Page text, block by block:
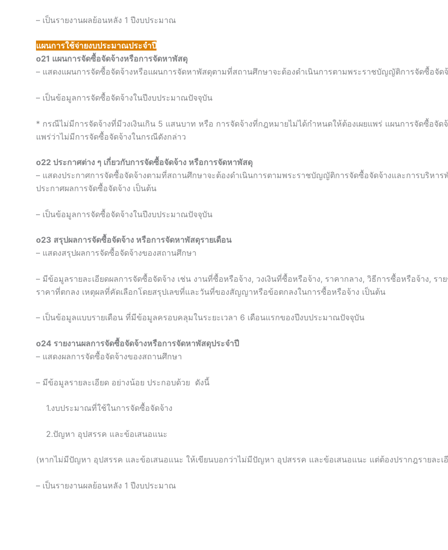
– เป็นรายงานผลย้อนหลัง 1 ปีงบประมาณ
แผนการใช้จ่ายงบประมาณประจำปี
o21 แผนการจัดซื้อจัดจ้างหรือการจัดหาพัสดุ
– แสดงแผนการจัดซื้อจัดจ้างหรือแผนการจัดหาพัสดุตามที่สถานศึกษาจะต้องดำเนินการตามพระราชบัญญัติการจัดซื้อจัด
– เป็นข้อมูลการจัดซื้อจัดจ้างในปีงบประมาณปัจจุบัน
* กรณีไม่มีการจัดจ้างที่มีวงเงินเกิน 5 แสนบาท หรือ การจัดจ้างที่กฎหมายไม่ได้กำหนดให้ต้องเผยแพร่ แผนการจัดซื้อจัด
แพร่ว่าไม่มีการจัดซื้อจัดจ้างในกรณีดังกล่าว
o22 ประกาศต่าง ๆ เกี่ยวกับการจัดซื้อจัดจ้าง หรือการจัดหาพัสดุ
– แสดงประกาศการจัดซื้อจัดจ้างตามที่สถานศึกษาจะต้องดำเนินการตามพระราชบัญญัติการจัดซื้อจัดจ้างและการบริหา
ประกาศผลการจัดซื้อจัดจ้าง เป็นต้น
– เป็นข้อมูลการจัดซื้อจัดจ้างในปีงบประมาณปัจจุบัน
o23 สรุปผลการจัดซื้อจัดจ้าง หรือการจัดหาพัสดุรายเดือน
– แสดงสรุปผลการจัดซื้อจัดจ้างของสถานศึกษา
– มีข้อมูลรายละเอียดผลการจัดซื้อจัดจ้าง เช่น งานที่ซื้อหรือจ้าง, วงเงินที่ซื้อหรือจ้าง, ราคากลาง, วิธีการซื้อหรือจ้าง, ร
ราคาที่ตกลง เหตุผลที่คัดเลือกโดยสรุปเลขที่และวันที่ของสัญญาหรือข้อตกลงในการซื้อหรือจ้าง เป็นต้น
– เป็นข้อมูลแบบรายเดือน ที่มีข้อมูลครอบคลุมในระยะเวลา 6 เดือนแรกของปีงบประมาณปัจจุบัน
o24 รายงานผลการจัดซื้อจัดจ้างหรือการจัดหาพัสดุประจำปี
– แสดงผลการจัดซื้อจัดจ้างของสถานศึกษา
– มีข้อมูลรายละเอียด อย่างน้อย ประกอบด้วย ดังนี้
1.งบประมาณที่ใช้ในการจัดซื้อจัดจ้าง
2.ปัญหา อุปสรรค และข้อเสนอแนะ
(หากไม่มีปัญหา อุปสรรค และข้อเสนอแนะ ให้เขียนบอกว่าไม่มีปัญหา อุปสรรค และข้อเสนอแนะ แต่ต้องปรากฎรายละเ
– เป็นรายงานผลย้อนหลัง 1 ปีงบประมาณ